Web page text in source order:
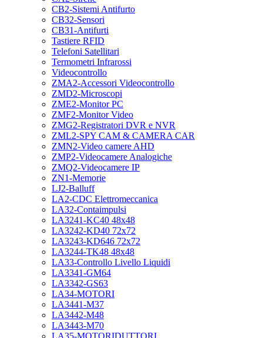
CB2-Sistemi Antifurto
CB32-Sensori
CB31-Antifurti
Tastiere RFID
Telefoni Satellitari
Termometri Infrarossi
Videocontrollo
ZMA2-Accessori Videocontrollo
ZMD2-Microscopi
ZME2-Monitor PC
ZMF2-Monitor Video
ZMG2-Registratori DVR e NVR
ZML2-SPY CAM & CAMERA CAR
ZMN2-Video camere AHD
ZMP2-Videocamere Analogiche
ZMQ2-Videocamere IP
ZN1-Memorie
LJ2-Balluff
LA2-CDC Elettromeccanica
LA32-Contaimpulsi
LA3241-KC40 48x48
LA3242-KD40 72x72
LA3243-KD646 72x72
LA3244-TK48 48x48
LA33-Controllo Livello Liquidi
LA3341-GM64
LA3342-GS63
LA34-MOTORI
LA3441-M37
LA3442-M48
LA3443-M70
LA35-MOTORIDUTTORI